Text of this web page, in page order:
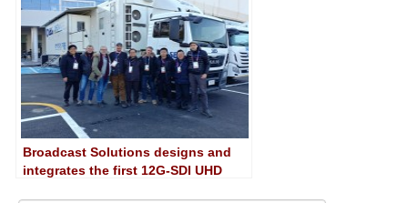
Broadcast Solutions designs and
integrates the first 12G-SDI UHD